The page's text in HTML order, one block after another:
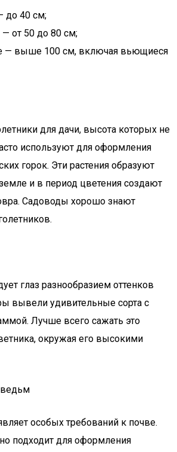
до 40 см;
от 50 до 80 см;
— выше 100 см, включая вьющиеся
для дачи, высота которых не
используют для оформления
горок. Эти растения образуют
и в период цветения создают
Садоводы хорошо знают
глаз разнообразием оттенков
вывели удивительные сорта с
Лучше всего сажать это
окружая его высокими
особых требований к почве.
подходит для оформления